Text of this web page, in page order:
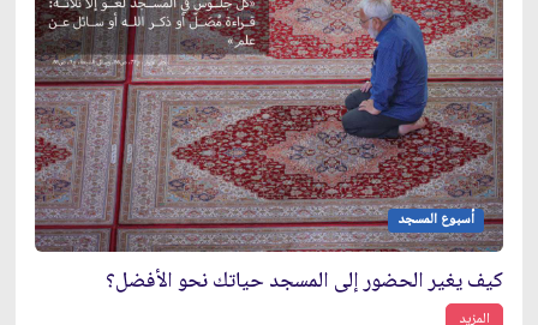
أسبوع المسجد
كيف يغير الحضور إلى المسجد حياتك نحو الأفضل؟
المزيد